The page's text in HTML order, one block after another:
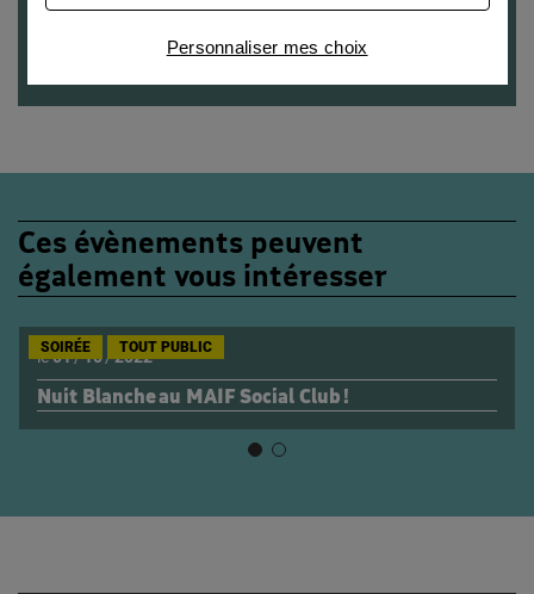
Expériences de 18h à 23h
Ces évènements peuvent
également vous intéresser
Nuit Blanche au MAIF Social Club !
le01/10/2022
SOIRÉE TOUT PUBLIC
Personnaliser mes choix